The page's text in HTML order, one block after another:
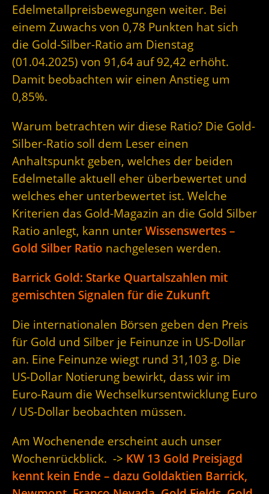
Edelmetallpreisbewegungen weiter. Bei
einem Zuwachs von 0,78 Punkten hat sich
die Gold-Silber-Ratio am Dienstag
(01.04.2025) von 91,64 auf 92,42 erhöht.
Damit beobachten wir einen Anstieg um
0,85%.
Warum betrachten wir diese Ratio? Die Gold-
Silber-Ratio soll dem Leser einen
Anhaltspunkt geben, welches der beiden
Edelmetalle aktuell eher überbewertet und
welches eher unterbewertet ist. Welche
Kriterien das Gold-Magazin an die Gold Silber
Ratio anlegt, kann unter Wissenswertes –
Gold Silber Ratio nachgelesen werden.
Barrick Gold: Starke Quartalszahlen mit
gemischten Signalen für die Zukunft
Die internationalen Börsen geben den Preis
für Gold und Silber je Feinunze in US-Dollar
an. Eine Feinunze wiegt rund 31,103 g. Die
US-Dollar Notierung bewirkt, dass wir im
Euro-Raum die Wechselkursentwicklung Euro
/ US-Dollar beobachten müssen.
Am Wochenende erscheint auch unser
Wochenrückblick. -> KW 13 Gold Preisjagd
kennt kein Ende – dazu Goldaktien Barrick,